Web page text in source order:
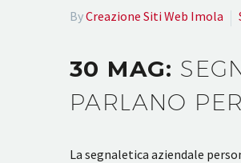
ByCreazione Siti Web Imola
30 MAG:
PARLANO
La segnaletica aziendale